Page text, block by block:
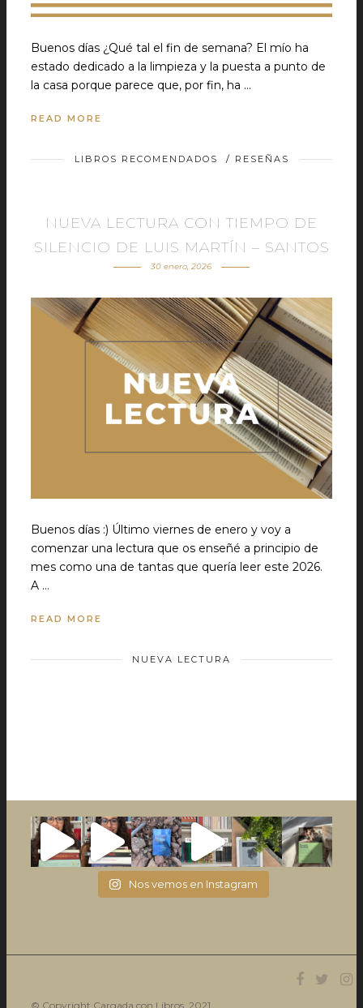
Buenos días ¿Qué tal el fin de semana? El mío ha
estado dedicado a la limpieza y la puesta a punto de
la casa porque parece que, por fin, ha …
READ MORE
LIBROS RECOMENDADOS / RESEÑAS
NUEVA LECTURA CON TIEMPO DE
SILENCIO DE LUIS MARTÍN – SANTOS
30 enero, 2026
Buenos días :) Último viernes de enero y voy a
comenzar una lectura que os enseñé a principio de
mes como una de tantas que quería leer este 2026.
A …
READ MORE
NUEVA LECTURA
Nos vemos en Instagram
© Copyright Cargada con Libros. 2021